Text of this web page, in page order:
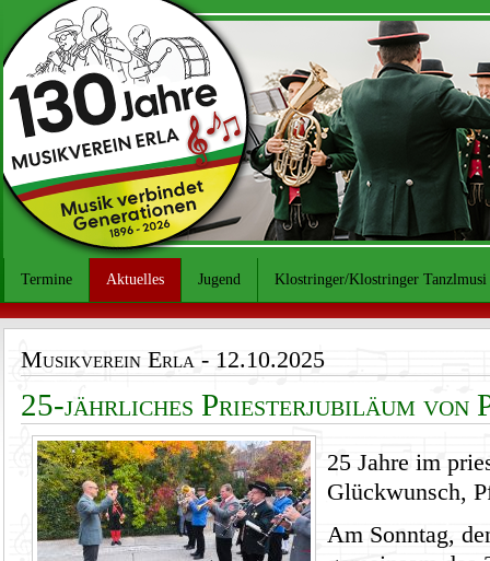
Termine Aktuelles Jugend Klostringer/Klostringer Tanzlmusi
Musikverein Erla- 12.10.2025
25-jährliches Priesterjubiläum
25 Jahre im
Glückwunsch,
Am Sonntag,